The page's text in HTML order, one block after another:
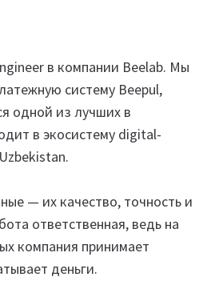
в компании Beelab. Мы
систему Beepul,
одной из лучших в
в экосистему digital-
— их качество, точность и
ответственная, ведь на
компания принимает
деньги.